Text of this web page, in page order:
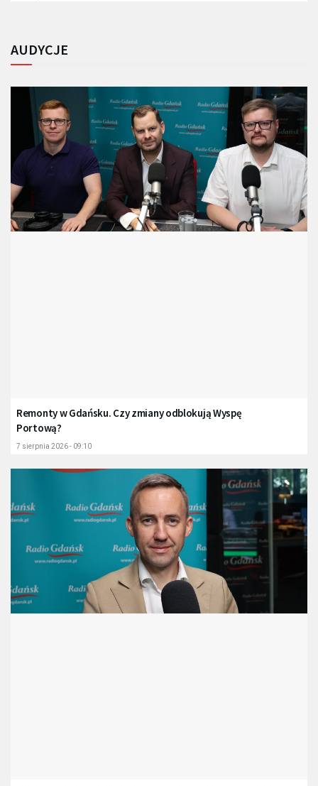
AUDYCJE
Remonty w Gdańsku. Czy zmiany odblokują Wyspę
Portową?
7 sierpnia 2026 - 09:10